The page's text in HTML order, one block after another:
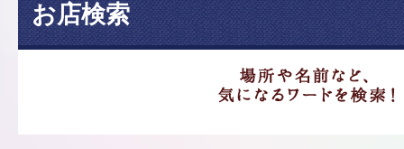
お店検索